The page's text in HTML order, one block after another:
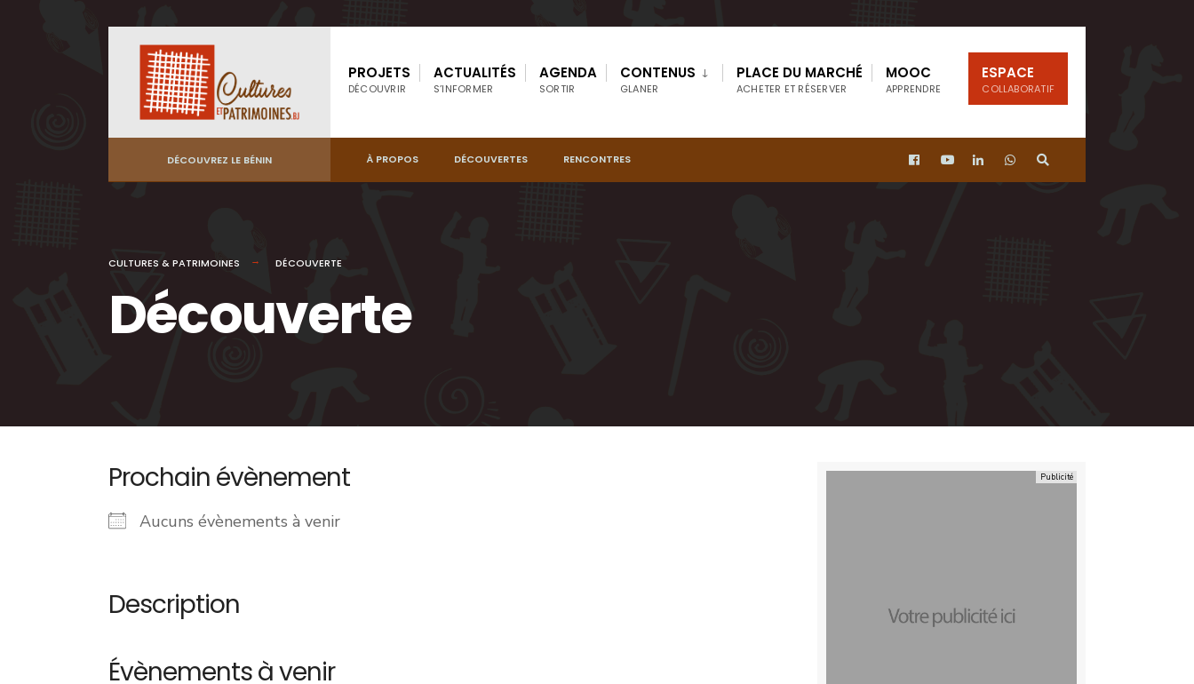
PROJETS
DÉCOUVRIR
ACTUALITÉS
S’INFORMER
AGENDA
SORTIR
CONTENUS
GLANER
PLACE DU MARCHÉ
ACHETER ET RÉSERVER
ESPACE
COLLABORATIF
MOOC
APPRENDRE
DÉCOUVREZ LE BÉNIN À PROPOS DÉCOUVERTES RENCONTRES
CULTURES & PATRIMOINES DÉCOUVERTE
Découverte
Prochain évènement
Aucuns évènements à venir
Description
Évènements à venir